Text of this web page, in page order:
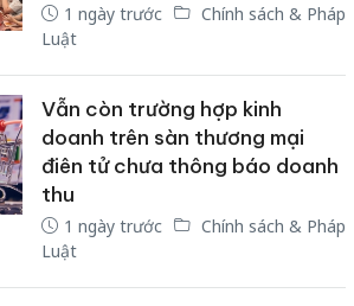
1 ngày trước
Chính sách & Pháp
Luật
Vẫn còn trường hợp kinh
doanh trên sàn thương mại
điên tử chưa thông báo doanh
thu
1 ngày trước
Chính sách & Pháp
Luật